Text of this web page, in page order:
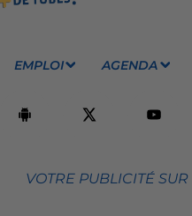
EMPLOI AGENDA
VOTRE PUBLICITÉ